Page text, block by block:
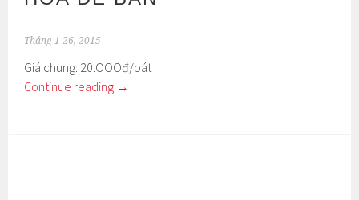
Tháng 1 26, 2015
Giá chung: 20.OOOđ/bát
Continue reading →